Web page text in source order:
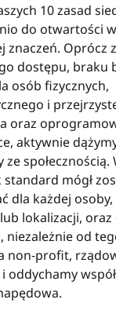
10 zasad
do otwartości
znaczeń. Oprócz
dostępu, braku
osób fizycznych,
i
oraz
aktywnie
ze społecznością.
mógł
dla każdej
lokalizacji, oraz
niezależnie od
non-profit,
oddychamy